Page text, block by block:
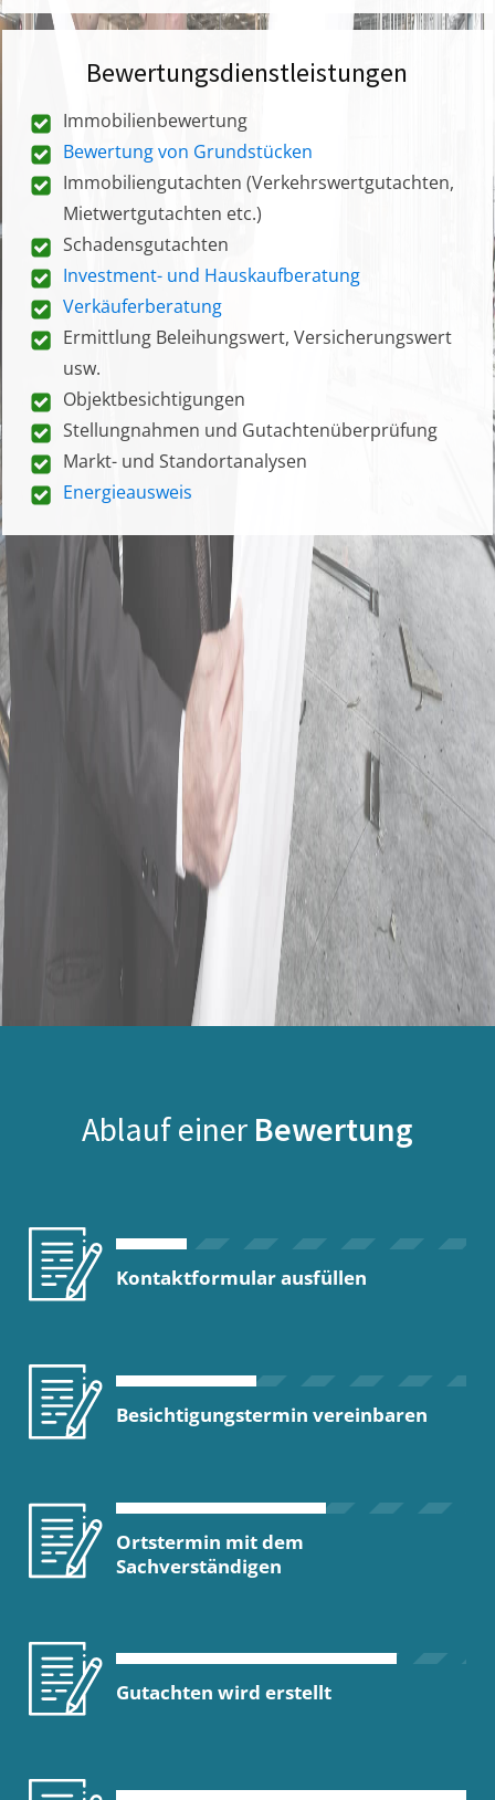
Bewertungsdienstleistungen
Immobilienbewertung
Bewertung von Grundstücken
Immobiliengutachten (Verkehrswertgutachten,
Mietwertgutachten etc.)
Schadensgutachten
Investment- und Hauskaufberatung
Verkäuferberatung
Ermittlung Beleihungswert, Versicherungswert
usw.
Objektbesichtigungen
Stellungnahmen und Gutachtenüberprüfung
Markt- und Standortanalysen
Energieausweis
Ablauf einer Bewertung
Kontaktformular ausfüllen
Besichtigungstermin vereinbaren
Ortstermin mit dem
Sachverständigen
Gutachten wird erstellt